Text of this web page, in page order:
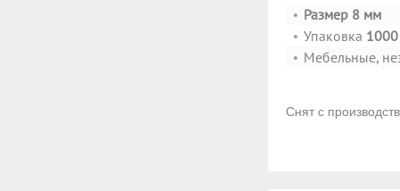
Размер 8 мм
Упаковка
Мебельные,
Снят с